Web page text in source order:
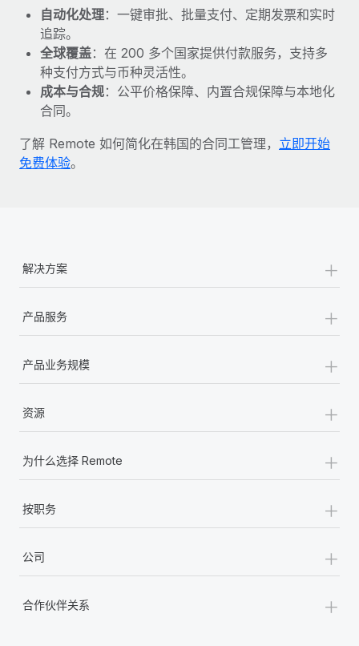
了解更多
自动化处理：一键审批、批量支付、定期发票和实时
追踪。
全球覆盖：在 200 多个国家提供付款服务，支持多
种支付方式与币种灵活性。
成本与合规：公平价格保障、内置合规保障与本地化
合同。
了解 Remote 如何简化在韩国的合同工管理， 立即开始
免费体验。
解决方案 +
产品服务 +
产品业务规模 +
资源 +
为什么选择 Remote +
按职务 +
公司 +
合作伙伴关系 +